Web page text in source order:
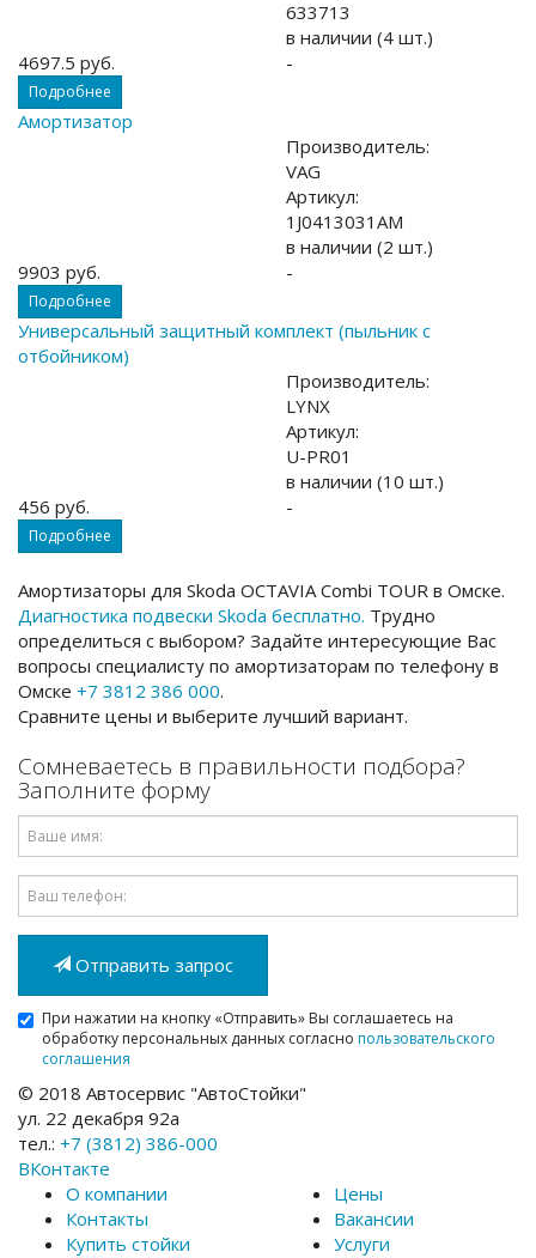
633713
в наличии (4 шт.)
4697.5 руб.
-
Подробнее
Амортизатор
Производитель:
VAG
Артикул:
1J0413031AM
в наличии (2 шт.)
9903 руб.
-
Подробнее
Универсальный защитный комплект (пыльник с
отбойником)
Производитель:
LYNX
Артикул:
U-PR01
в наличии (10 шт.)
456 руб.
-
Подробнее
Амортизаторы для Skoda OCTAVIA Combi TOUR в Омске.
Диагностика подвески Skoda бесплатно. Трудно
определиться с выбором? Задайте интересующие Вас
вопросы специалисту по амортизаторам по телефону в
Омске +7 3812 386 000.
Сравните цены и выберите лучший вариант.
Сомневаетесь в правильности подбора?
Заполните форму
Отправить запрос
При нажатии на кнопку «Отправить» Вы соглашаетесь на
обработку персональных данных согласно пользовательского
соглашения
© 2018 Автосервис "АвтоСтойки"
ул. 22 декабря 92а
тел.: +7 (3812) 386-000
ВКонтакте
О компании
Контакты
Купить стойки
Цены
Вакансии
Услуги